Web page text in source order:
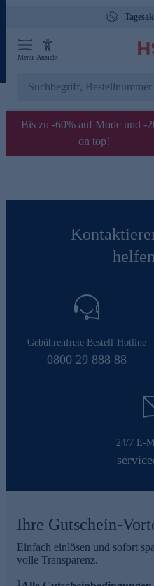
Menü Ansicht
Bis zu -60% auf Mode und -
on top!
Gebührenfreie Bestell-Hotline
0800 29 888 88
24/7 E-
Ihre Gutschein-
Einfach einlösen und sofort
volle Transparenz.
1